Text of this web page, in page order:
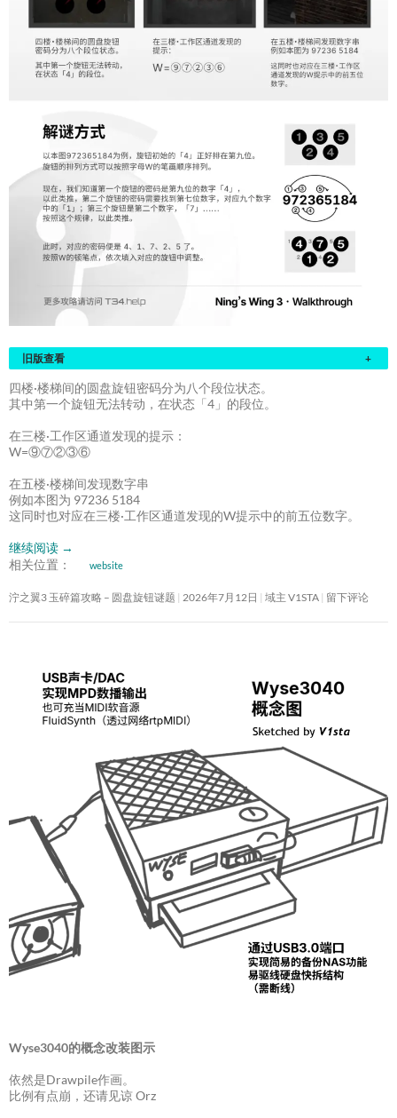
旧版查看 +
四楼·楼梯间的圆盘旋钮密码分为八个段位状态。
其中第一个旋钮无法转动，在状态「4」的段位。
在三楼·工作区通道发现的提示：
W=⑨⑦②③⑥
在五楼·楼梯间发现数字串
例如本图为 97236 5184
这同时也对应在三楼·工作区通道发现的W提示中的前五位数字。
继续阅读 →
相关位置：
website
泞之翼3 玉碎篇攻略 – 圆盘旋钮谜题 2026年7月12日 域主 V1STA 留下评论
Wyse3040的概念改装图示
依然是Drawpile作画。
比例有点崩，还请见谅 Orz